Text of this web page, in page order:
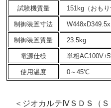
試験機質量 151kg（おもり
制御装置寸法
制御装置質量 23.5kg
電源仕様 単相
使用温度 0～45℃
＜ジオカルテⅣＳＤＳ（Ｓ